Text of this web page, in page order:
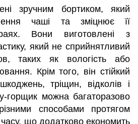
зручним бортиком, який
чаші та зміцнює її
Вони виготовлені з
який не сприйнятливий
таких як вологість або
Крім того, він стійкий
тріщин, відколів і
горщик можна багаторазово
способами протягом
що додатково економить